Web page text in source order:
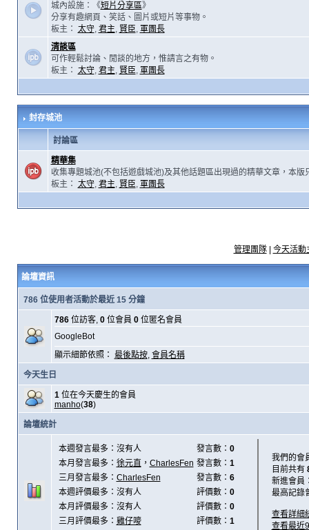
城內設施：《短片分享區》
分享有趣網頁、笑話、圖片或短片等事物。
板主： 太守, 君主, 賢臣, 軍團長
清談區
可作輕鬆討論、閒談的地方，惟請言之有物。
板主： 太守, 君主, 賢臣, 軍團長
封存城池
討論區
精華集
收集專題城池(不包括遊戲城池)及其他話題區出現過的精華文章，本版
板主： 太守, 君主, 賢臣, 軍團長
管理團隊| 今天活動
論壇資訊
786 位使用者活動於最近 15 分鐘
786位訪客, 0位會員 0位匿名會員
GoogleBot
顯示細節依照： 最後點按, 會員名稱
今天生日
1位在今天慶生的會員
manho(38)
論壇統計
本週發言最多：沒有人 發言數： 0
本月發言最多： 徐元直 ， CharlesFen 發言數： 1
三月發言最多： CharlesFen 發言數： 6
本週評價最多：沒有人
評價數： 0
本月評價最多：沒有人
評價數： 0
三月評價最多： 雞仔嘜 評價數： 1
我們的會
目前共有
新進會員
最高記錄
查看詳細
查看最近